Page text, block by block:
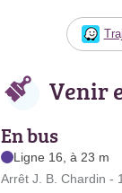
Venir
En bus
Ligne 16, à 23 m
Arrêt J. B. Chardin -